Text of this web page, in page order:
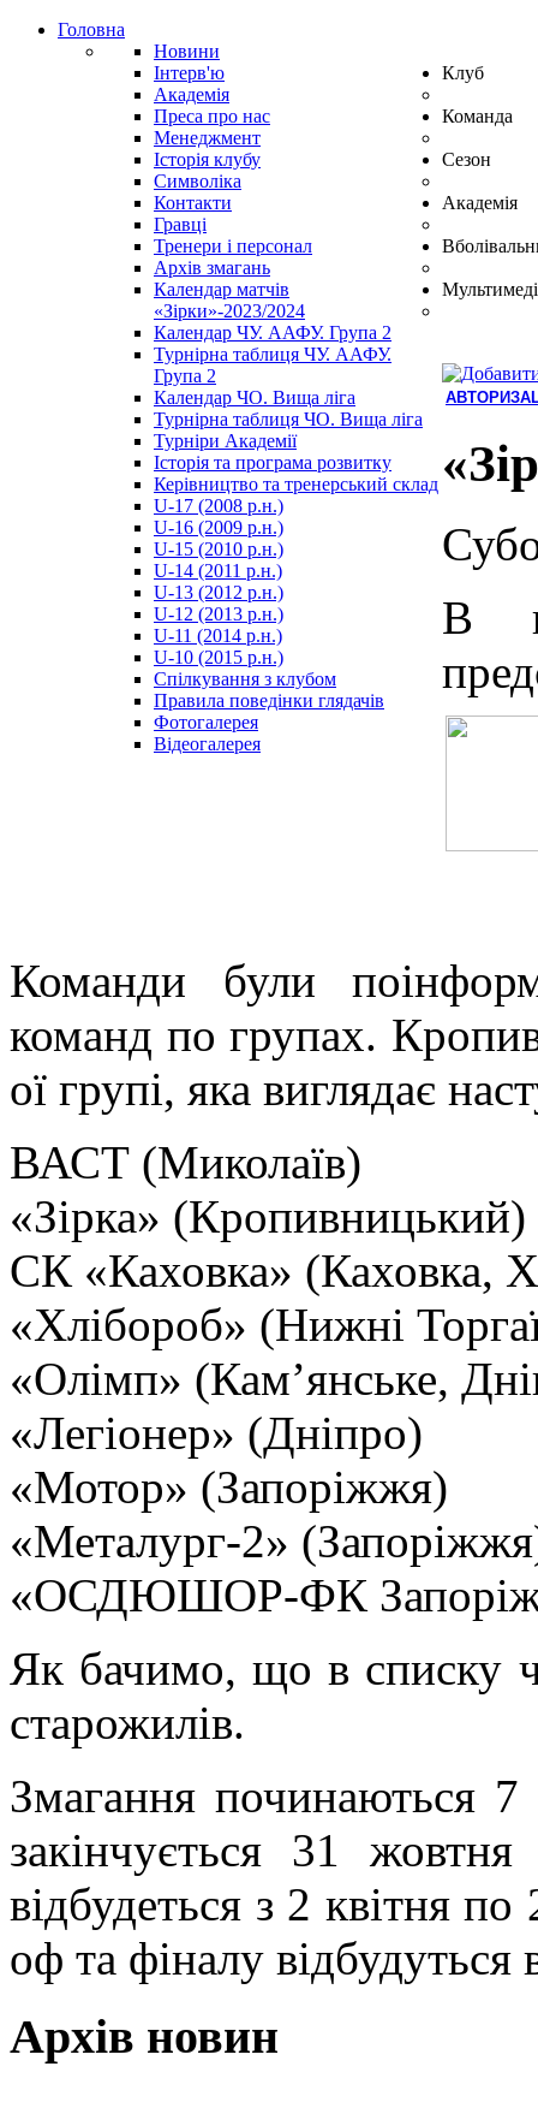
Головна
Новини
Інтерв'ю
Академія
Преса про нас
Клуб
Менеджмент
Історія клубу
Символіка
Контакти
Команда
Гравці
Тренери і персонал
Архів змагань
Сезон
Календар матчів
«Зірки»-2023/2024
Календар ЧУ. ААФУ. Група 2
Турнірна таблиця ЧУ. ААФУ.
Група 2
Календар ЧО. Вища ліга
Турнірна таблиця ЧО. Вища ліга
Академія
Турніри Академії
Історія та програма розвитку
Керівництво та тренерський склад
U-17 (2008 р.н.)
U-16 (2009 р.н.)
U-15 (2010 р.н.)
U-14 (2011 р.н.)
U-13 (2012 р.н.)
U-12 (2013 р.н.)
U-11 (2014 р.н.)
U-10 (2015 р.н.)
Спілкування з клубом
Правила поведінки глядачів
Фотогалерея
Відеогалерея
В
Команди були
команд по групах.
ої групі, яка виглядає
ВАСТ (Миколаїв)
«Зірка» (Кропивницький)
СК «Каховка» (Каховка,
«Хлібороб» (Нижні
«Олімп» (Кам’янське,
«Легіонер» (Дніпро)
«Мотор» (Запоріжжя)
«Металург-2»
«ОСДЮШОР-ФК
Як бачимо, що в списку
старожилів.
Змагання починаються
закінчується 31
відбудеться з 2 квітня
оф та фіналу відбудуться
Архів новин